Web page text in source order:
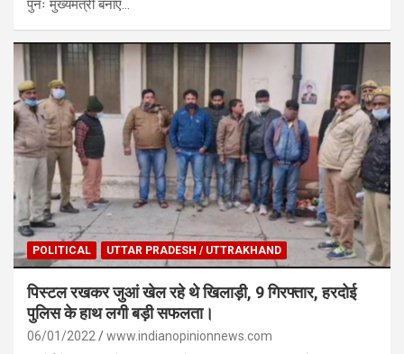
पुनः मुख्यमंत्री बनाए…
POLITICAL UTTAR PRADESH / UTTRAKHAND
पिस्टल रखकर जुआं खेल रहे थे खिलाड़ी, 9 गिरफ्तार, हरदोई
पुलिस के हाथ लगी बड़ी सफलता।
06/01/2022 www.indianopinionnews.com